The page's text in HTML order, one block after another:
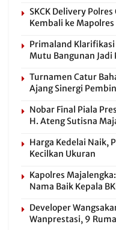
SKCK Delivery
Kembali ke Mapolres
Primaland Klarifikasi
Mutu Bangunan Jadi
Turnamen Catur
Ajang Sinergi
Nobar Final Piala
H. Ateng Sutisna
Harga Kedelai Naik,
Kecilkan Ukuran
Kapolres
Nama Baik Kepala
Developer
Wanprestasi, 9